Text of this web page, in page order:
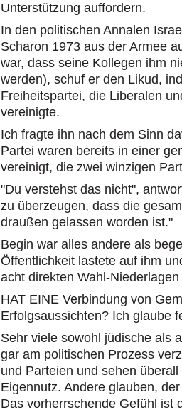
Unterstützung auffordern.
In den politischen Annalen
Scharon 1973 aus der Armee
war, dass seine Kollegen ihm
werden), schuf er den Likud,
Freiheitspartei, die Liberalen
vereinigte.
Ich fragte ihn nach dem Sinn
Partei waren bereits in einer
vereinigt, die zwei winzigen
"Du verstehst das nicht",
zu überzeugen, dass die
draußen gelassen worden ist."
Begin war alles andere als
Öffentlichkeit lastete auf ihm
acht direkten Wahl-
HAT EINE Verbindung von
Erfolgsaussichten? Ich glaube
Sehr viele sowohl jüdische als
gar am politischen Prozess
und Parteien und sehen
Eigennutz. Andere glauben,
Das vorherrschende Gefühl ist